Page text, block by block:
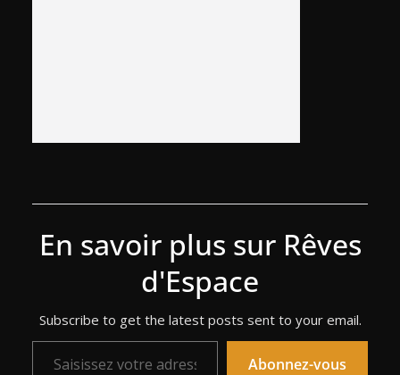
En savoir plus sur Rêves
d'Espace
Subscribe to get the latest posts sent to your email.
Saisissez votre adresse e-mail…
Abonnez-vous